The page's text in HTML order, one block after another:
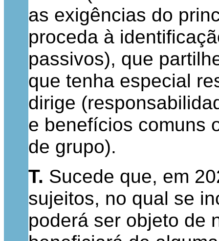
as exigências do
proceda à
passivos), que
que tenha especial
dirige
e benefícios comuns
de grupo).
T. Sucede que, em
sujeitos, no qual se
poderá ser objeto de